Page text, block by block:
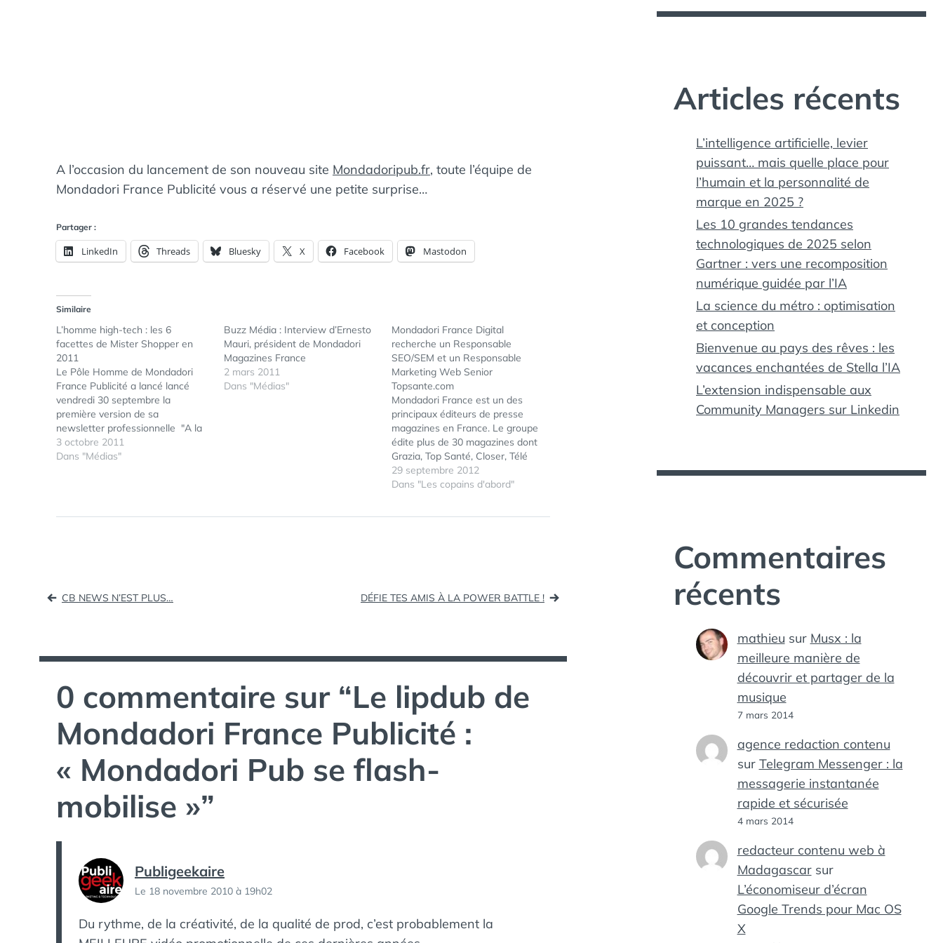
A l’occasion du lancement de son nouveau site Mondadoripub.fr, toute l’équipe de
Mondadori France Publicité vous a réservé une petite surprise…
Partager :
LinkedIn Threads Bluesky X Facebook Mastodon
Similaire
L’homme high-tech : les 6
facettes de Mister Shopper en
2011
Le Pôle Homme de Mondadori
France Publicité a lancé lancé
vendredi 30 septembre la
première version de sa
newsletter professionnelle "A la
rencontre de l’homme", outil
d’information pour présenter et
3 octobre 2011
Dans "Médias"
Buzz Média : Interview d’Ernesto
Mauri, président de Mondadori
Magazines France
2 mars 2011
Dans "Médias"
Mondadori France Digital
recherche un Responsable
SEO/SEM et un Responsable
Marketing Web Senior
Topsante.com
Mondadori France est un des
principaux éditeurs de presse
magazines en France. Le groupe
édite plus de 30 magazines dont
Grazia, Top Santé, Closer, Télé
Poche, Télé Star, Auto-journal,
Auto Plus, Sciences et Vie, Pleine
29 septembre 2012
Dans "Les copains d'abord"
Navigation
l’article
CB NEWS N’EST PLUS… DÉFIE TES AMIS À LA POWER BATTLE !
0 commentaire sur “Le lipdub de
Mondadori France Publicité :
« Mondadori Pub se flash-
mobilise »”
Publigeekaire
Le 18 novembre 2010 à 19h02
Du rythme, de la créativité, de la qualité de prod, c’est probablement la
Articles récents
L’intelligence artificielle, levier
puissant… mais quelle place pour
l’humain et la personnalité de
marque en 2025 ?
Les 10 grandes tendances
technologiques de 2025 selon
Gartner : vers une recomposition
numérique guidée par l’IA
La science du métro : optimisation
et conception
Bienvenue au pays des rêves : les
vacances enchantées de Stella l’IA
L’extension indispensable aux
Community Managers sur Linkedin
Commentaires
récents
mathieu sur Musx : la
meilleure manière de
découvrir et partager de la
musique
7 mars 2014
agence redaction contenu
sur Telegram Messenger : la
messagerie instantanée
rapide et sécurisée
4 mars 2014
redacteur contenu web à
Madagascarsur
L’économiseur d’écran
Google Trends pour Mac OS
X